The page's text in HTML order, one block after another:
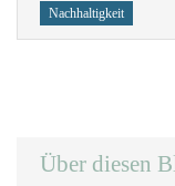
Tags
Nachhaltigkeit
Über diesen